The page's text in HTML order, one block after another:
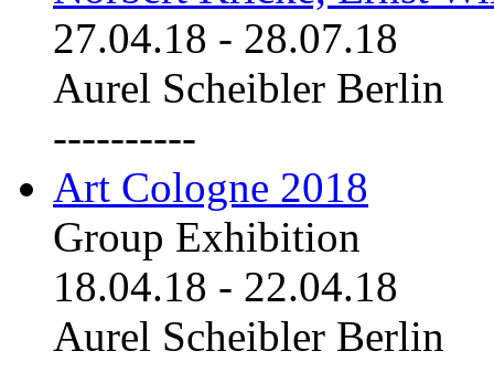
27.04.18 - 28.07.18
Aurel Scheibler Berlin
----------
Art Cologne 2018
Group Exhibition
18.04.18 - 22.04.18
Aurel Scheibler Berlin